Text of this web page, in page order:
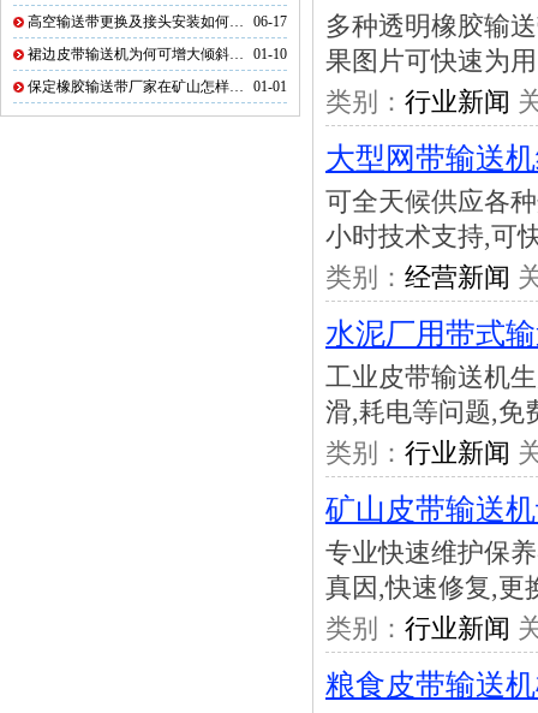
06-17
高空输送带更换及接头安装如何…
01-10
裙边皮带输送机为何可增大倾斜…
01-01
保定橡胶输送带厂家在矿山怎样…
多种透明橡胶输
果图片可快速为
类别： 行业新闻
大型网带输送
可全天候供应各
小时技术支持,可
类别： 经营新闻
水泥厂用带式
工业皮带输送机
滑,耗电等问题,免
类别： 行业新闻
矿山皮带输送
专业快速维护保
真因,快速修复,更
类别： 行业新闻
粮食皮带输送